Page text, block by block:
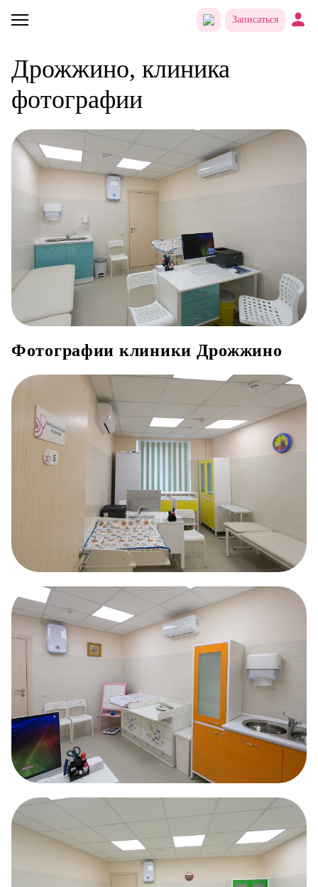
Записаться
Дрожжино, клиника
фотографии
Фотографии клиники Дрожжино